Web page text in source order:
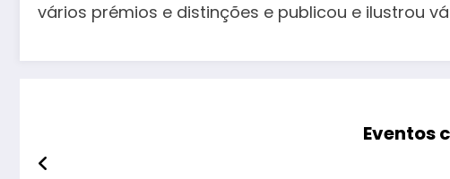
vários prémios e distinções e publicou e ilustrou
Eventos